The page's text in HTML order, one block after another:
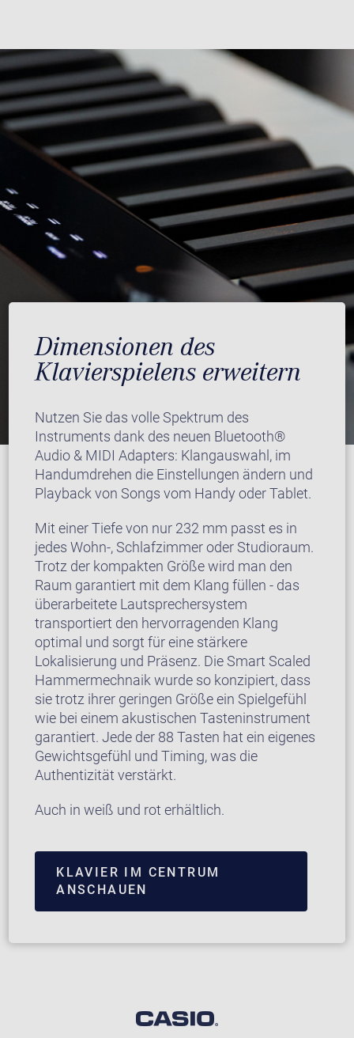
Dimensionen des
Klavierspielens erweitern
Nutzen Sie das volle Spektrum des
Instruments dank des neuen Bluetooth®
Audio & MIDI Adapters: Klangauswahl, im
Handumdrehen die Einstellungen ändern und
Playback von Songs vom Handy oder Tablet.
Mit einer Tiefe von nur 232 mm passt es in
jedes Wohn-, Schlafzimmer oder Studioraum.
Trotz der kompakten Größe wird man den
Raum garantiert mit dem Klang füllen - das
überarbeitete Lautsprechersystem
transportiert den hervorragenden Klang
optimal und sorgt für eine stärkere
Lokalisierung und Präsenz. Die Smart Scaled
Hammermechnaik wurde so konzipiert, dass
sie trotz ihrer geringen Größe ein Spielgefühl
wie bei einem akustischen Tasteninstrument
garantiert. Jede der 88 Tasten hat ein eigenes
Gewichtsgefühl und Timing, was die
Authentizität verstärkt.
Auch in weiß und rot erhältlich.
KLAVIER IM CENTRUM
ANSCHAUEN